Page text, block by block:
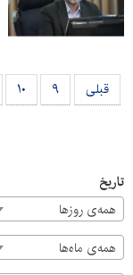
قبلی ۹ ۱۰
تاریخ
همه‌ی روزها
همه‌ی ماه‌ها